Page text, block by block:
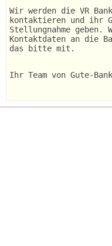
Wir werden die VR
kontaktieren und ihr
Stellungnahme geben.
Kontaktdaten an die
das bitte mit.
Ihr Team von Gute-